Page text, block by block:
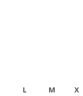
L
M X